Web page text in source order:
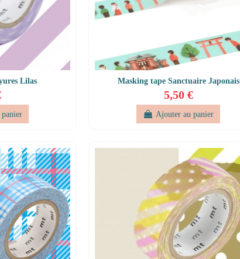
Lilas Masking tape Sanctuaire Japonais
5,50 €
Ajouter au panier